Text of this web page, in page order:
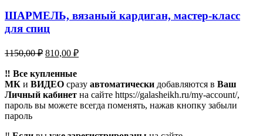
ШАРМЕЛЬ, вязаный кардиган, мастер-класс
для спиц
1150,00₽ Первоначальная
составляла
1150,00 ₽.
810,00 ₽Текущая
‼️ Все купленные
МК и ВИДЕО сразу автоматически добавляются в Ваш
Личный кабинет на сайте https://galasheikh.ru/my-account/,
пароль вы можете всегда поменять, нажав кнопку забыли
пароль